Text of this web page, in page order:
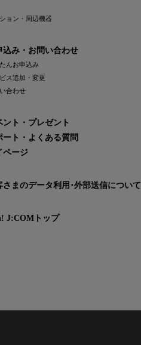
ョン・周辺機器
込み・お問い合わせ
んお申込み
ス追加・変更
合わせ
ント・プレゼント
ート・よくある質問
ページ
さまのデータ利用･外部送信について
J:COMトップ